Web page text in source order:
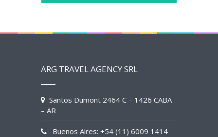
ARG TRAVEL AGENCY SRL
Santos Dumont 2464 C – 1426 CABA
– AR
Buenos Aires: +54 (11) 6009 1414